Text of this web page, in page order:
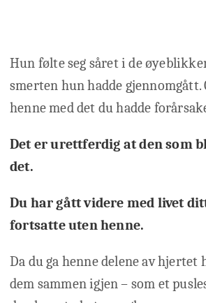
Hun følte seg såret i de
smerten hun hadde
henne med det du hadde
Det er urettferdig at den som
det.
Du har gått videre med livet
fortsatte uten henne.
Da du ga henne delene av
dem sammen igjen – som et